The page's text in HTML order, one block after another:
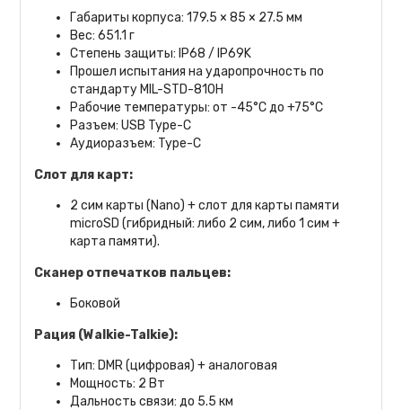
Габариты корпуса: 179.5 × 85 × 27.5 мм
Вес: 651.1 г
Степень защиты: IP68 / IP69K
Прошел испытания на ударопрочность по
стандарту MIL-STD-810H
Рабочие температуры: от -45°C до +75°C
Разъем: USB Type-C
Аудиоразъем: Type-C
Слот для карт:
2 сим карты (Nano) + слот для карты памяти
microSD (гибридный: либо 2 сим, либо 1 сим +
карта памяти).
Сканер отпечатков пальцев:
Боковой
Рация (Walkie-Talkie):
Тип: DMR (цифровая) + аналоговая
Мощность: 2 Вт
Дальность связи: до 5.5 км